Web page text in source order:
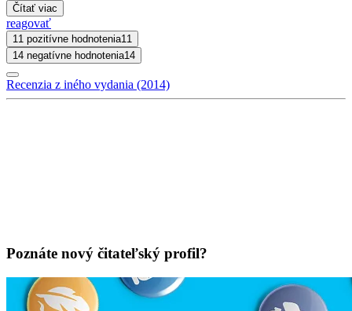
Čítať viac
reagovať
11 pozitívne hodnotenia11
14 negatívne hodnotenia14
Recenzia z iného vydania (2014)
Poznáte nový čitateľský profil?